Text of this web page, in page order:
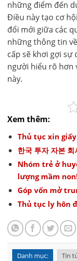
những điểm đến
Điều này tạo cơ
đổi mới giữa các
những thông tin
cấp sẽ khơi gợi sự
người hiểu rõ hơn
này.
Xem thêm:
Thủ tục xin
한국 투자 자본
Nhóm trẻ ở
lượng mầm
Góp vốn mở
Thủ tục ly hôn
Danh mục: Tin